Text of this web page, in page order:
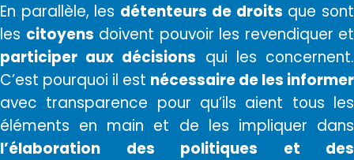
En parallèle, les détenteurs de droits que sont
les citoyens doivent pouvoir les revendiquer et
participer aux décisions qui les concernent.
C’est pourquoi il est nécessaire de les informer
avec transparence pour qu’ils aient tous les
éléments en main et de les impliquer dans
l’élaboration des politiques et des